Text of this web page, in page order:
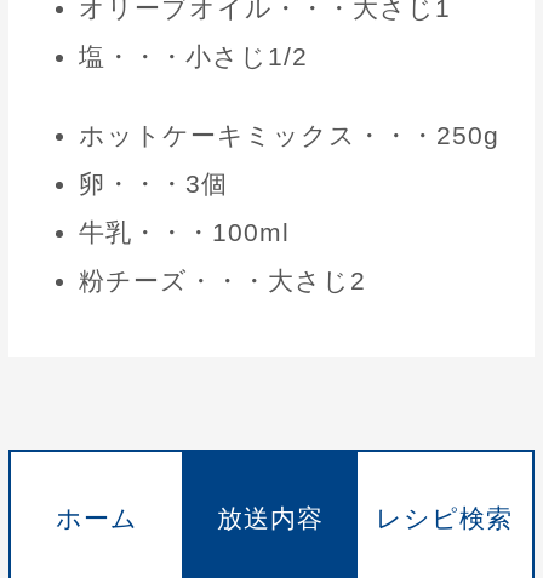
オリーブオイル・・・大さじ1
塩・・・小さじ1/2
ホットケーキミックス・・・250g
卵・・・3個
牛乳・・・100ml
粉チーズ・・・大さじ2
ホーム 放送内容 レシピ検索